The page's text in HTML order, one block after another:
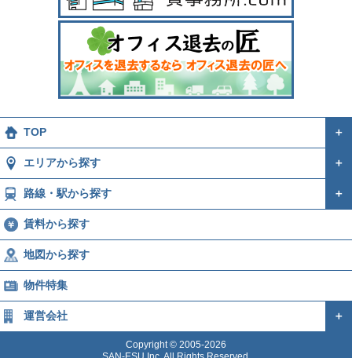
TOP ＋
エリアから探す ＋
路線・駅から探す ＋
賃料から探す
地図から探す
物件特集
運営会社 ＋
Copyright © 2005-2026